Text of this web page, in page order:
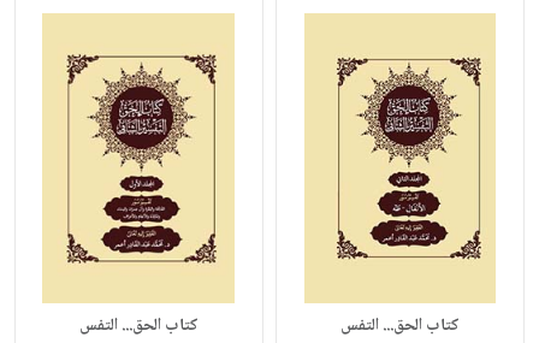
كتاب الحق... التفس كتاب الحق... التفس